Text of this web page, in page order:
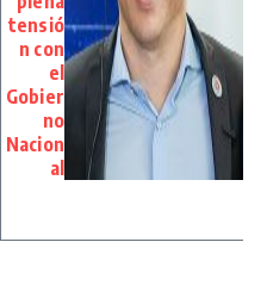
tensió
n con
el
Gobier
no
Nacion
al